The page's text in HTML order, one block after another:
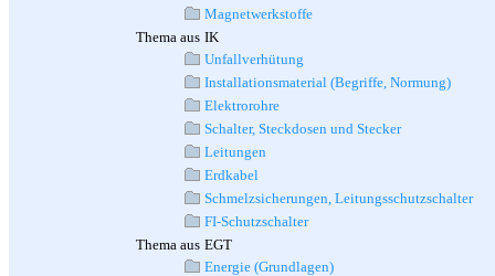
Magnetwerkstoffe
Thema aus IK
Unfallverhütung
Installationsmaterial (Begriffe, Normung)
Elektrorohre
Schalter, Steckdosen und Stecker
Leitungen
Erdkabel
Schmelzsicherungen, Leitungsschutzschalter
FI-Schutzschalter
Thema aus EGT
Energie (Grundlagen)